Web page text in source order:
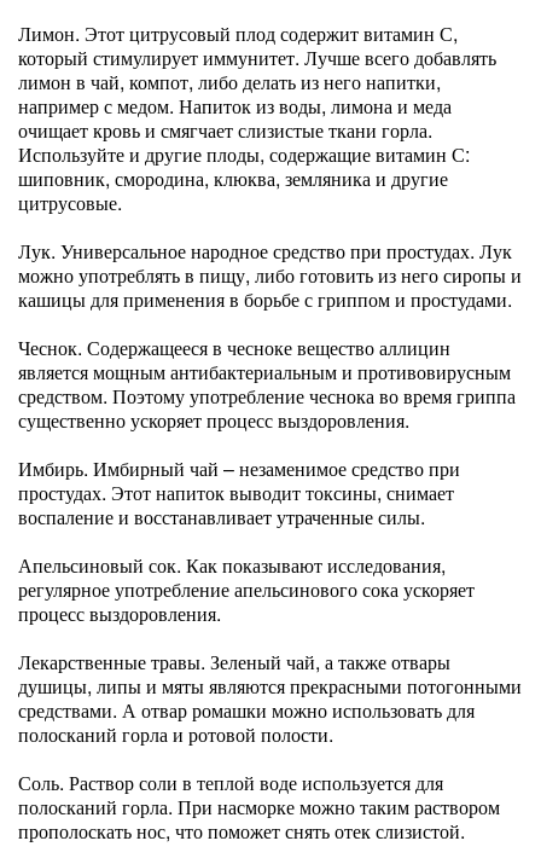
Лимон. Этот цитрусовый плод содержит витамин С,
который стимулирует иммунитет. Лучше всего добавлять
лимон в чай, компот, либо делать из него напитки,
например с медом. Напиток из воды, лимона и меда
очищает кровь и смягчает слизистые ткани горла.
Используйте и другие плоды, содержащие витамин С:
шиповник, смородина, клюква, земляника и другие
цитрусовые.
Лук. Универсальное народное средство при простудах. Лук
можно употреблять в пищу, либо готовить из него сиропы и
кашицы для применения в борьбе с гриппом и простудами.
Чеснок. Содержащееся в чесноке вещество аллицин
является мощным антибактериальным и противовирусным
средством. Поэтому употребление чеснока во время гриппа
существенно ускоряет процесс выздоровления.
Имбирь. Имбирный чай – незаменимое средство при
простудах. Этот напиток выводит токсины, снимает
воспаление и восстанавливает утраченные силы.
Апельсиновый сок. Как показывают исследования,
регулярное употребление апельсинового сока ускоряет
процесс выздоровления.
Лекарственные травы. Зеленый чай, а также отвары
душицы, липы и мяты являются прекрасными потогонными
средствами. А отвар ромашки можно использовать для
полосканий горла и ротовой полости.
Соль. Раствор соли в теплой воде используется для
полосканий горла. При насморке можно таким раствором
прополоскать нос, что поможет снять отек слизистой.